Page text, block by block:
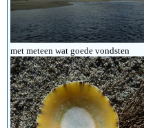
met meteen wat goede vondsten